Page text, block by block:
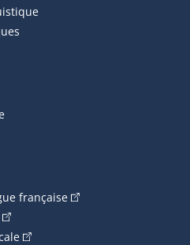
française(Cet hyperlien
hyperlien externe s'ouvrira
(Cet hyperlien externe